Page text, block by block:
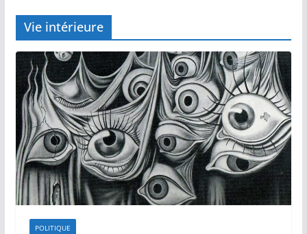
Vie intérieure
POLITIQUE